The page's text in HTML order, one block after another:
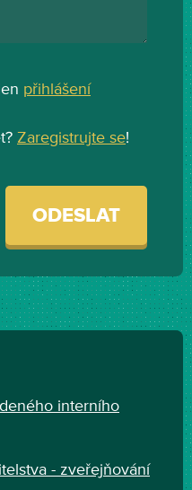
přihlášení
Zaregistrujte se!
ODESLAT
interního
- zveřejňování